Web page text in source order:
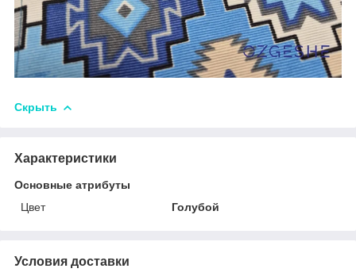
Скрыть
Характеристики
Основные атрибуты
Цвет
Голубой
Условия доставки